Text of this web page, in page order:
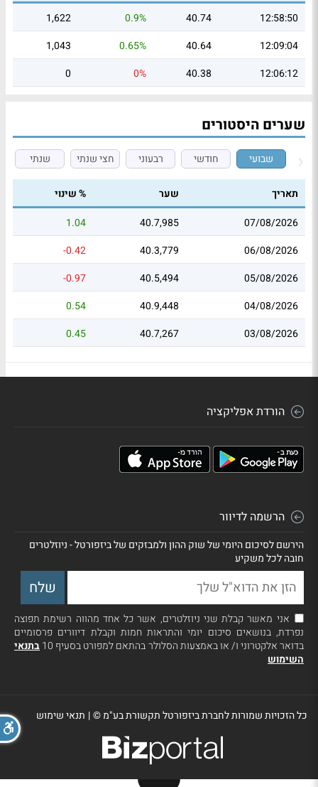
12:58:50
40.74
0.9%
1,622
12:09:04
40.64
0.65%
1,043
12:06:12
40.38
0%
0
שערים היסטורים
שבועי חודשי רבעוני חצי שנתי שנתי
תאריך שער
% שינוי
07/08/2026
40.7,985
1.04
06/08/2026
40.3,779
-0.42
05/08/2026
40.5,494
-0.97
04/08/2026
40.9,448
0.54
03/08/2026
40.7,267
0.45
הורדת אפליקציה
הרשמה לדיוור
הירשם לסיכום היומי של שוק ההון ולמבזקים של ביזפורטל - ניוזלטרים
חובה לכל משקיע
אני מאשר קבלת שני ניוזלטרים, אשר כל אחד מהווה רשימת תפוצה
נפרדת, בנושאים סיכום יומי והתראות חמות וקבלת דיוורים פרסומיים
בדואר אלקטרוני ו/ או באמצעות הסלולר בהתאם למפורט בסעיף 10
בתנאי
השימוש
כל הזכויות שמורות לחברת ביזפורטל תקשורת בע"מ ©| תנאי שימוש